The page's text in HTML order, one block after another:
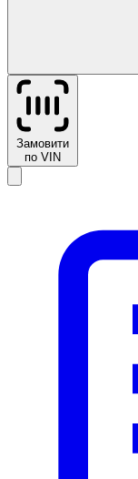
Замовити
по VIN